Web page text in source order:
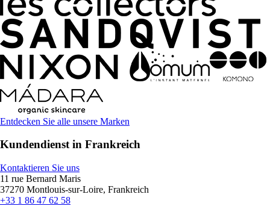
Entdecken Sie alle unsere Marken
Kundendienst in Frankreich
Kontaktieren Sie uns
11 rue Bernard Maris
37270 Montlouis-sur-Loire, Frankreich
+33 1 86 47 62 58